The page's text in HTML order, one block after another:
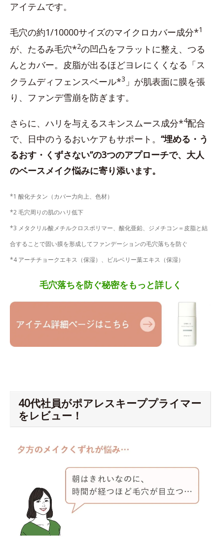
アイテムです。
毛穴の約1/10000サイズのマイクロカバー成分*1
が、たるみ毛穴*2の凹凸をフラットに整え、つる
んとカバー。皮脂が出るほどヨレにくくなる「ス
クラムディフェンスベール*3 」が肌表面に膜を張
り、ファンデ雪崩を防ぎます。
さらに、ハリを与えるスキンスムース成分*4配合
で、日中のうるおいケアもサポート。 “埋める・う
るおす・くずさない”の3つのアプローチで、大人
のベースメイク悩みに寄り添います。
*1 酸化チタン（カバー力向上、色材）
*2 毛穴周りの肌のハリ低下
*3 メタクリル酸メチルクロスポリマー、酸化亜鉛、ジメチコン＝皮脂と結
合することで固い膜を形成してファンデーションの毛穴落ちを防ぐ
*4 アーチチョークエキス（保湿）、ビルベリー葉エキス（保湿）
毛穴落ちを防ぐ秘密をもっと詳しく
40代社員がポアレスキーププライマー
をレビュー！